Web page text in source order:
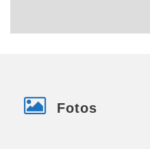
Fotos